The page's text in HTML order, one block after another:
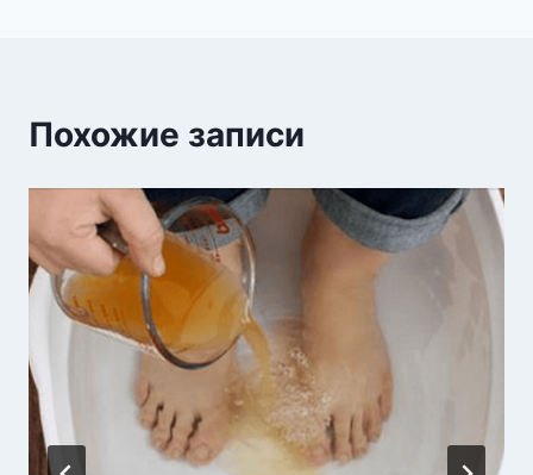
Похожие записи